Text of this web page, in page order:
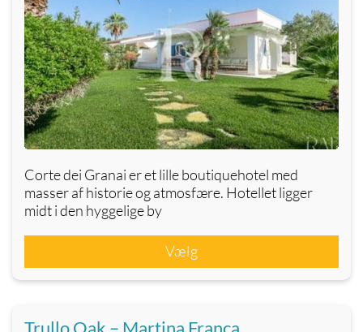
Corte dei Granai er et lille boutiquehotel med
masser af historie og atmosfære. Hotellet ligger
midt i den hyggelige by
Vælg